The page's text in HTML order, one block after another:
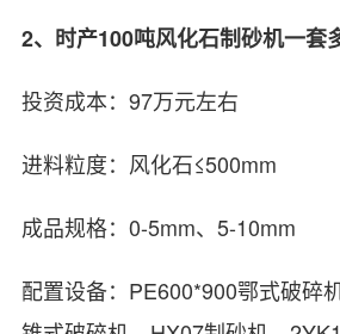
2、时产100吨风化石制砂机一套
投资成本：97万元左右
进料粒度：风化石≤500mm
成品规格：0-5mm、5-10mm
配置设备：PE600*900鄂式破碎